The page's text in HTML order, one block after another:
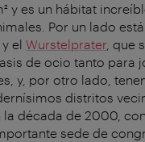
y es un hábitat
Por un lado
y el Wurstelprater , que
de ocio tanto para
y, por otro lado,
distritos
la década de 2000,
sede de